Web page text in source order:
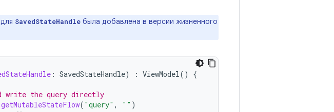
для SavedStateHandle была добавлена ​​в версии жизненного
: SavedStateHandle) : ViewModel() {
write the query directly
getMutableStateFlow( "query" , "" )